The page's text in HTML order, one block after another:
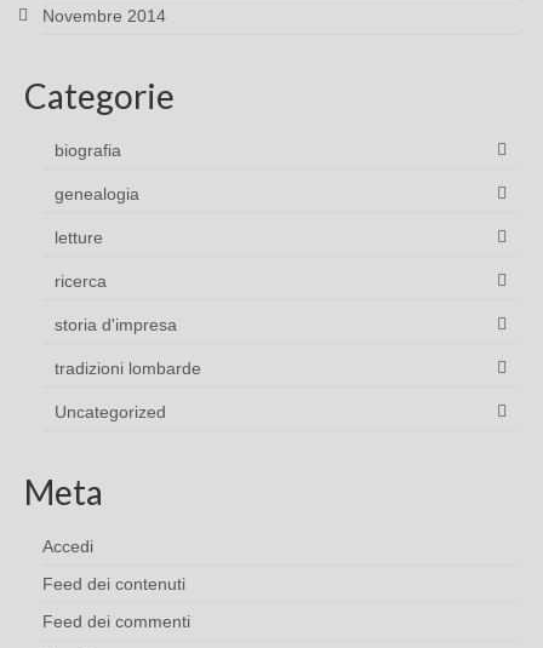
Novembre 2014
Categorie
biografia
genealogia
letture
ricerca
storia d'impresa
tradizioni lombarde
Uncategorized
Meta
Accedi
Feed dei contenuti
Feed dei commenti